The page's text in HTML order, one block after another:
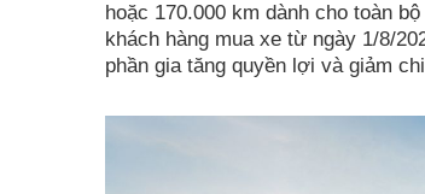
hoặc 170.000 km dành cho toàn
khách hàng mua xe từ ngày 1/8/
phần gia tăng quyền lợi và giảm